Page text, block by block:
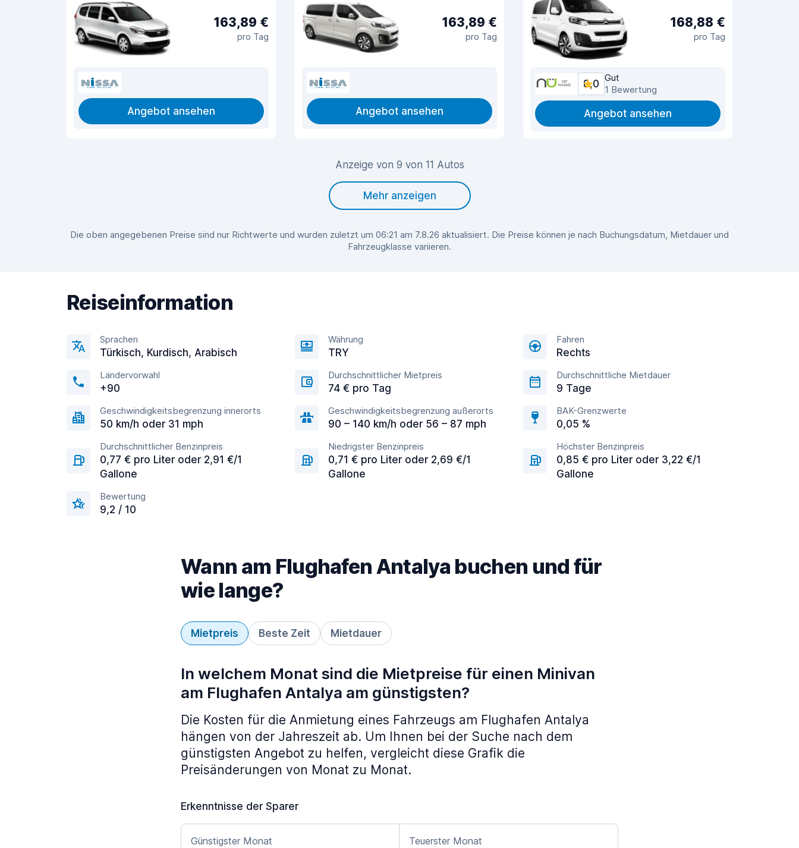
163,89 €
pro Tag
Angebot ansehen
163,89 €
pro Tag
Angebot ansehen
168,88 €
pro Tag
8,0
Gut
1 Bewertung
Angebot ansehen
Anzeige von 9 von 11 Autos
Mehr anzeigen
Die oben angegebenen Preise sind nur Richtwerte und wurden zuletzt um 06:21 am 7.8.26 aktualisiert. Die Preise können je nach Buchungsdatum, Mietdauer und
Fahrzeugklasse variieren.
Reiseinformation
Sprachen
Türkisch, Kurdisch, Arabisch
Währung
TRY
Fahren
Rechts
Ländervorwahl
+90
Durchschnittlicher Mietpreis
74 € pro Tag
Durchschnittliche Mietdauer
9 Tage
Geschwindigkeitsbegrenzung innerorts
50 km/h oder 31 mph
Geschwindigkeitsbegrenzung außerorts
90 – 140 km/h oder 56 – 87 mph
BAK-Grenzwerte
0,05 %
Durchschnittlicher Benzinpreis
0,77 € pro Liter oder 2,91 €/1
Gallone
Niedrigster Benzinpreis
0,71 € pro Liter oder 2,69 €/1
Gallone
Höchster Benzinpreis
0,85 € pro Liter oder 3,22 €/1
Gallone
Bewertung
9,2 / 10
Wann am Flughafen Antalya buchen und für
wie lange?
Mietpreis Beste Zeit Mietdauer
In welchem Monat sind die Mietpreise für einen Minivan
am Flughafen Antalya am günstigsten?
Die Kosten für die Anmietung eines Fahrzeugs am Flughafen Antalya
hängen von der Jahreszeit ab. Um Ihnen bei der Suche nach dem
günstigsten Angebot zu helfen, vergleicht diese Grafik die
Preisänderungen von Monat zu Monat.
Erkenntnisse der Sparer
Günstigster Monat Teuerster Monat